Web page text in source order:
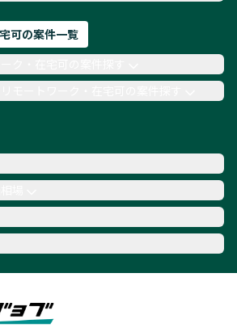
可の案件一覧
モートワーク・在宅可の案件探す